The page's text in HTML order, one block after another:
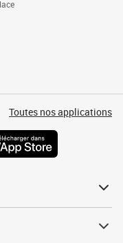
Toutes nos applications